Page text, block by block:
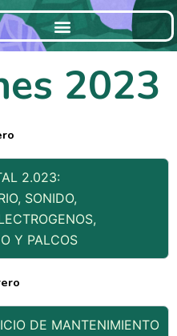
2023
2.023:
SONIDO,
Y PALCOS
DE MANTENIMIENTO